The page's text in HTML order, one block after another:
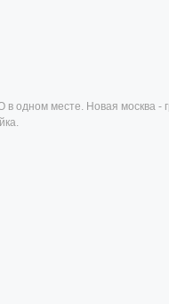
в одном месте. Новая москва